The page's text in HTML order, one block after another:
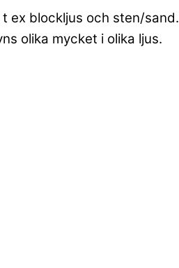
ex blockljus och sten/
olika mycket i olika ljus.